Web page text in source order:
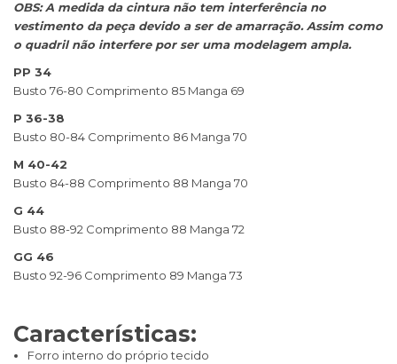
OBS: A medida da cintura não tem interferência no
vestimento da peça devido a ser de amarração. Assim como
o quadril não interfere por ser uma modelagem ampla.
PP 34
Busto 76-80 Comprimento 85 Manga 69
P 36-38
Busto 80-84 Comprimento 86 Manga 70
M 40-42
Busto 84-88 Comprimento 88 Manga 70
G 44
Busto 88-92 Comprimento 88 Manga 72
GG 46
Busto 92-96 Comprimento 89 Manga 73
Características:
Forro interno do próprio tecido